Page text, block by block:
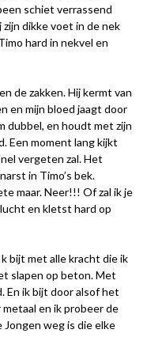
schiet verrassend
dikke voet in de nek
hard in nekvel en
de zakken. Hij kermt van
en mijn bloed jaagt door
dubbel, en houdt met zijn
Een moment lang kijkt
vergeten zal. Het
in Timo’s bek.
maar. Neer!!! Of zal ik je
en kletst hard op
bijt met alle kracht die ik
slapen op beton. Met
En ik bijt door alsof het
en ik probeer de
weg is die elke